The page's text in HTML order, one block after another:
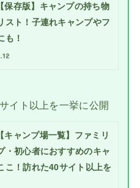
【保存版】キャンプの持ち物
スト！子連れキャンプやフ
も！
イト以上を一挙に公開
【キャンプ場一覧】ファミリ
・初心者におすすめのキャ
こ！訪れた40サイト以上を